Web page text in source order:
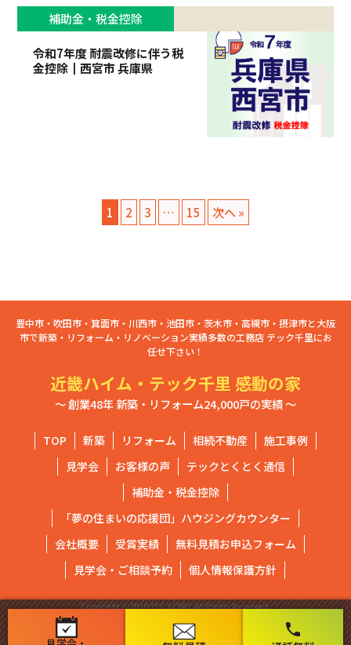
phone
補助金・税金控除
令和7年度 耐震改修に伴う税
金控除┃西宮市 兵庫県
1 2 3 … 15 次へ »
豊中市・吹田市・箕面市・川西市・池田市・茨木市・高槻市・摂津市と大阪
市で新築・リフォーム・リノベーション実績多数の工務店 テック千里にお
任せ下さい！
近畿ハイム・テック千里 感動の家
～ 創業48年 新築・リフォーム24,000戸の実績 ～
TOP 新築 リフォーム 相続不動産
施工事例
見学会
お客様の声
テックとくとく通信
補助金・税金控除
「夢の住まいの応援団」ハウジングカウンター
会社概要
受賞実績
無料見積お申込フォーム
見学会・ご相談予約
個人情報保護方針
Copyright ⓒ2020 TEC SENRI. All Rights Reserved.